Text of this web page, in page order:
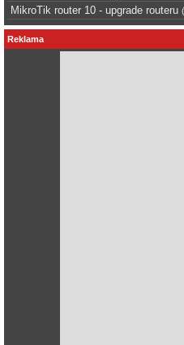
MikroTik router 10 - upgrade routeru (
Reklama